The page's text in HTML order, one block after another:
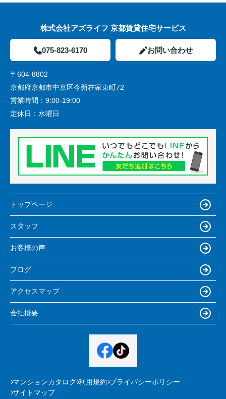
株式会社アズライフ 京都賃貸住宅サービス
075-823-6170 お問い合わせ
〒604-8802
京都府京都市中京区今新在家東町72
営業時間： 9:00-19:00
定休日： 水曜日
トップページ
スタッフ
お客様の声
ブログ
アクセスマップ
会社概要
マンションカタログ 利用規約 プライバシーポリシー
サイトマップ